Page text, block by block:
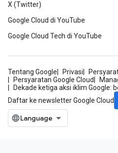
X (Twitter)
Google Cloud di YouTube
Google Cloud Tech di YouTube
Tentang Google Privasi
Persyaratan Google Cloud
Dekade ketiga aksi iklim Google:
Daftar ke newsletter Google Cloud